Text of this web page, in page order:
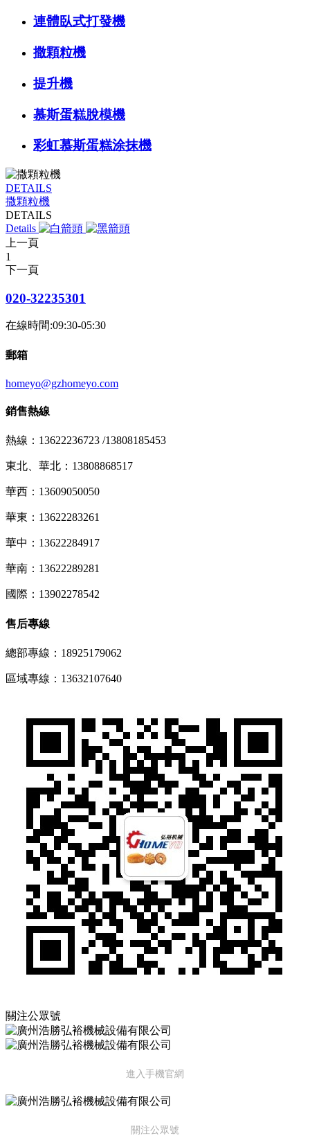
連體臥式打發機
撒顆粒機
提升機
慕斯蛋糕脫模機
彩虹慕斯蛋糕涂抹機
DETAILS
撒顆粒機
DETAILS
Details
上一頁
1
下一頁
020-32235301
在線時間:09:30-05:30
郵箱
homeyo@gzhomeyo.com
銷售熱線
熱線：13622236723 /13808185453
東北、華北：13808868517
華西：13609050050
華東：13622283261
華中：13622284917
華南：13622289281
國際：13902278542
售后專線
總部專線：18925179062
區域專線：13632107640
關注公眾號
進入手機官網
關注公眾號